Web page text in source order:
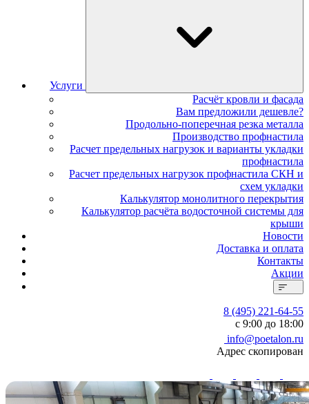
Услуги
Расчёт кровли и фасада
Вам предложили дешевле?
Продольно-поперечная резка металла
Производство профнастила
Расчет предельных нагрузок и варианты укладки
профнастила
Расчет предельных нагрузок профнастила СКН и
схем укладки
Калькулятор монолитного перекрытия
Калькулятор расчёта водосточной системы для
крыши
Новости
Доставка и оплата
Контакты
Акции
8 (495) 221-64-55
с 9:00 до 18:00
info@poetalon.ru
Адрес скопирован